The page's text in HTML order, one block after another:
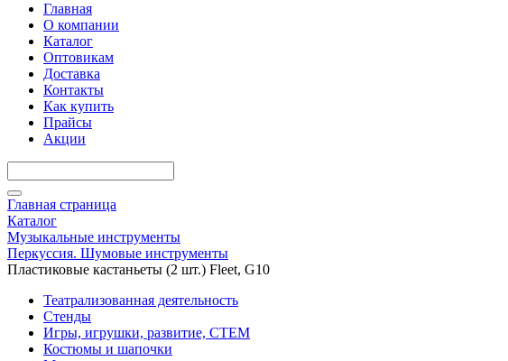
Главная
О компании
Каталог
Оптовикам
Доставка
Контакты
Как купить
Прайсы
Акции
Главная страница
Каталог
Музыкальные инструменты
Перкуссия. Шумовые инструменты
Пластиковые кастаньеты (2 шт.) Fleet, G10
Театрализованная деятельность
Стенды
Игры, игрушки, развитие, СТЕМ
Костюмы и шапочки